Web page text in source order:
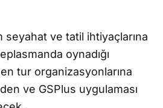
seyahat ve tatil ihtiyaçlarına
oynadığı
tur organizasyonlarına
ve GSPlus uygulaması